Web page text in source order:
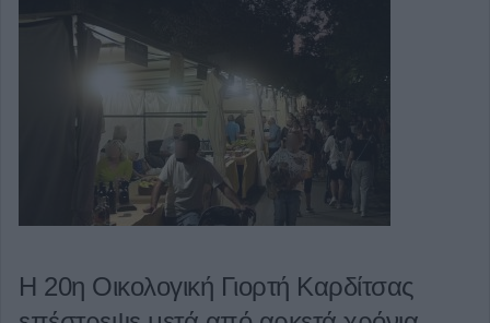
Η 20η Οικολογική Γιορτή Καρδίτσας